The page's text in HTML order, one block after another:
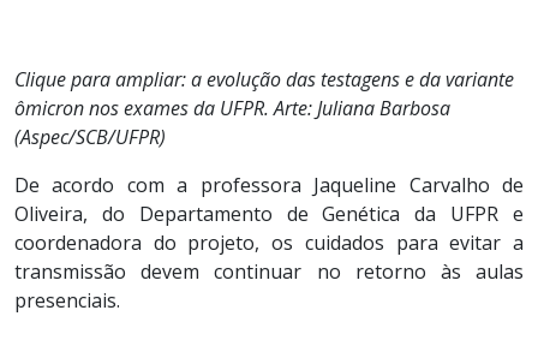
Clique para ampliar: a evolução das testagens e da variante
ômicron nos exames da UFPR. Arte: Juliana Barbosa
(Aspec/SCB/UFPR)
De acordo com a professora Jaqueline Carvalho de
Oliveira, do Departamento de Genética da UFPR e
coordenadora do projeto, os cuidados para evitar a
transmissão devem continuar no retorno às aulas
presenciais.